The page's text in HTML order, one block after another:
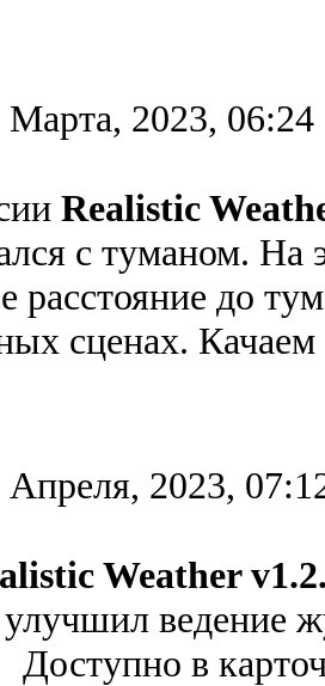
Марта, 2023, 06:24
Realistic
с туманом. На
расстояние до
сценах.
Апреля, 2023,
Weather
улучшил ведение
в